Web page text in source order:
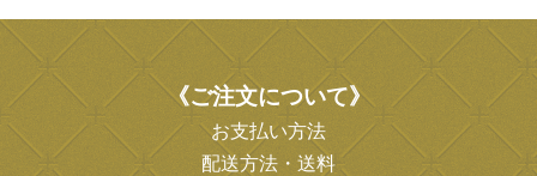
《ご注文について》
お支払い方法
配送方法・送料